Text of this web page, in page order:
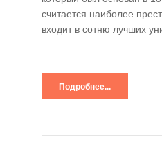
считается наиболее
входит в сотню лучших
Подробнее...